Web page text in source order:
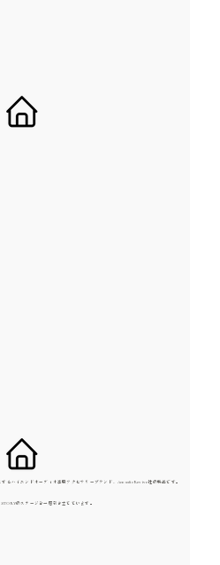
るハイエンドオーディオ専用アクセサリーブランド、Acoustic Revive社の製品です。
のステージを一層引き立てています。